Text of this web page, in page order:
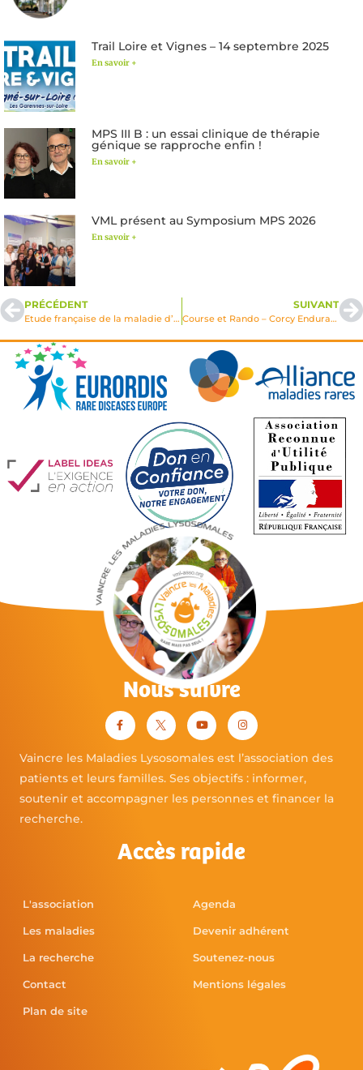
Trail Loire et Vignes – 14 septembre 2025
En savoir +
MPS III B : un essai clinique de thérapie
génique se rapproche enfin !
En savoir +
VML présent au Symposium MPS 2026
En savoir +
PRÉCÉDENT
Etude française de la maladie d’Austin
SUIVANT
Course et Rando – Corcy Endurance
Nous suivre
Vaincre les Maladies Lysosomales est l’association des
patients et leurs familles. Ses objectifs : informer,
soutenir et accompagner les personnes et financer la
recherche.
Accès rapide
L'association
Les maladies
La recherche
Contact
Plan de site
Agenda
Devenir adhérent
Soutenez-nous
Mentions légales